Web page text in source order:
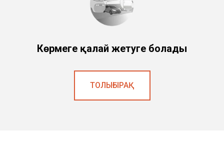
Көрмеге қалай жетуге болады
ТОЛЫҒЫРАҚ